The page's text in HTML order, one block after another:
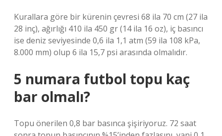
Kurallara göre bir kürenin çevresi 68 ila 70 cm (27 ila
28 inç), ağırlığı 410 ila 450 gr (14 ila 16 oz), iç basıncı
ise deniz seviyesinde 0,6 ila 1,1 atm (59 ila 108 kPa,
8.000 mm) olup 6 ila 15,7 psi arasında olmalıdır.
5 numara futbol topu kaç
bar olmalı?
Topu önerilen 0,8 bar basınca şişiriyoruz. 72 saat